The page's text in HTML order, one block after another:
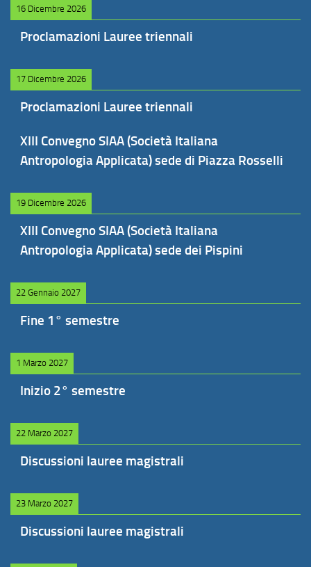
16 Dicembre 2026
Proclamazioni Lauree triennali
17 Dicembre 2026
Proclamazioni Lauree triennali
XIII Convegno SIAA (Società Italiana
Antropologia Applicata) sede di Piazza Rosselli
19 Dicembre 2026
XIII Convegno SIAA (Società Italiana
Antropologia Applicata) sede dei Pispini
22 Gennaio 2027
Fine 1° semestre
1 Marzo 2027
Inizio 2° semestre
22 Marzo 2027
Discussioni lauree magistrali
23 Marzo 2027
Discussioni lauree magistrali